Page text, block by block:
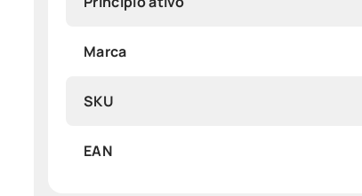
Marca
SKU
EAN